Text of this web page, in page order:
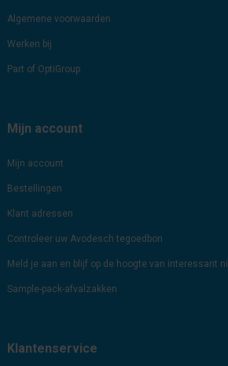
Algemene voorwaarden
Werken bij
Part of OptiGroup
Mijn account
Mijn account
Bestellingen
Klant adressen
Controleer uw Avodesch tegoedbon
Meld je aan en blijf op de hoogte van interessant
Sample-pack-afvalzakken
Klantenservice